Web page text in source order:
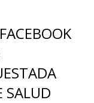
SALUD